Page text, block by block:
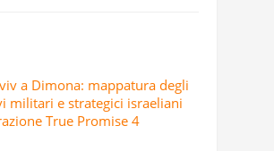
a Dimona: mappatura degli
militari e strategici israeliani
True Promise 4